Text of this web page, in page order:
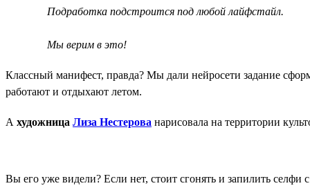
Подработка подстроится под любой лайфстайл.
Мы верим в это!
Классный манифест, правда? Мы дали нейросети задание
работают и отдыхают летом.
А художница Лиза Нестерова нарисовала на территории
Вы его уже видели? Если нет, стоит сгонять и запилить